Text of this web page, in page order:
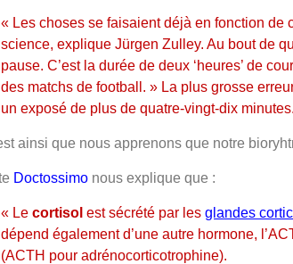
« Les choses se faisaient déjà en fonction de
science, explique Jürgen Zulley. Au bout de
pause. C’est la durée de deux ‘heures’ de
des matchs de football. » La plus grosse
un exposé de plus de quatre-vingt-dix
ainsi que nous apprenons que notre
Doctossimo nous explique que :
« Lecortisolest sécrété par lesglandes
dépend également d’une autre hormone,
(ACTH pour adrénocorticotrophine).